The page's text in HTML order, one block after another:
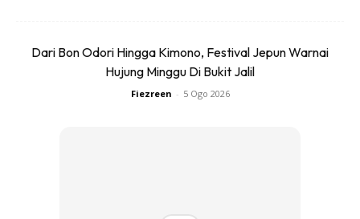
Dari Bon Odori Hingga Kimono, Festival Jepun Warnai
Hujung Minggu Di Bukit Jalil
Fiezreen - 5 Ogo 2026